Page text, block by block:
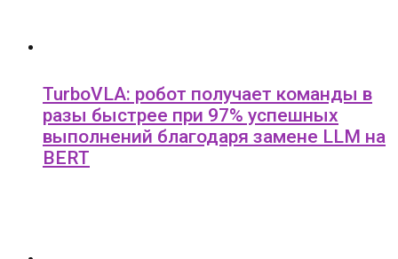
TurboVLA: робот получает команды в
разы быстрее при 97% успешных
выполнений благодаря замене LLM на
BERT